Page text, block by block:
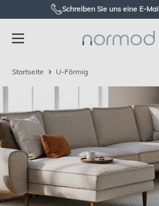
springen
Schreiben Sie uns eine E-
Normod
Startseite U-Förmig